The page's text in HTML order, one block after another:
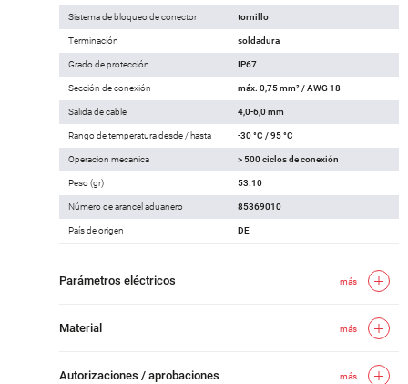
Sistema de bloqueo de conector tornillo
Terminación soldadura
Grado de protección IP67
Sección de conexión máx. 0,75 mm² / AWG 18
Salida de cable 4,0-6,0 mm
Rango de temperatura desde / hasta -30 °C / 95 °C
Operacion mecanica > 500 ciclos de conexión
Peso (gr) 53.10
Número de arancel aduanero 85369010
País de origen DE
Parámetros eléctricos más
Material más
Autorizaciones / aprobaciones más